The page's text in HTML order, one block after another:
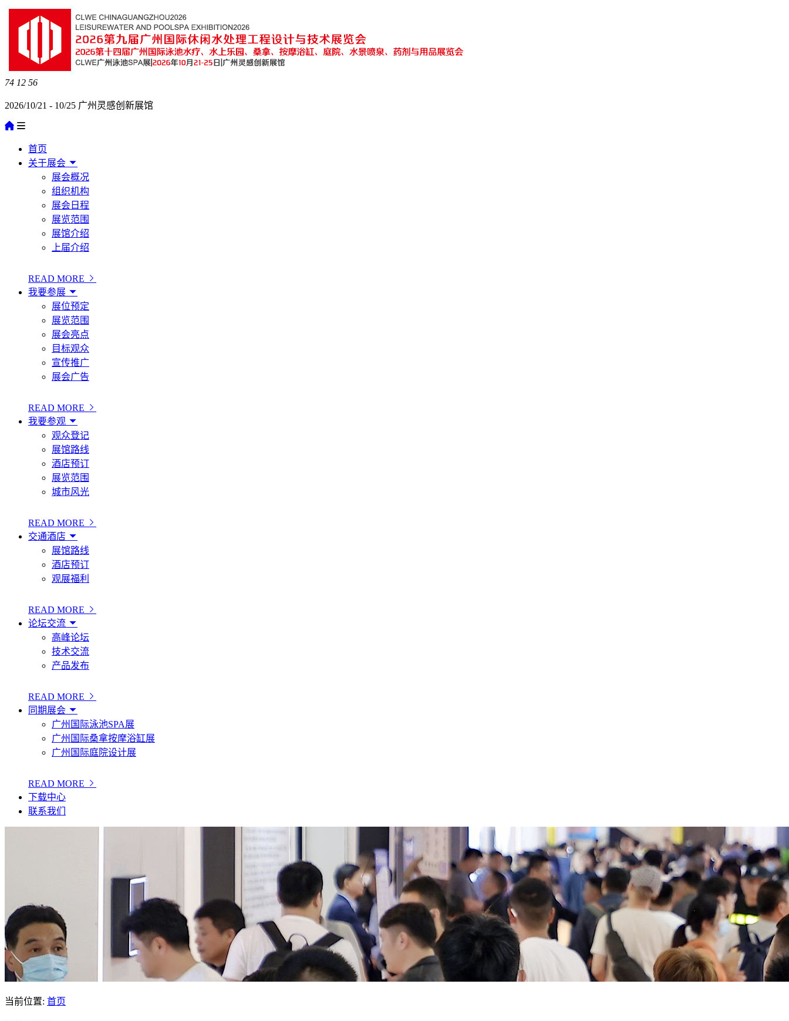
74 12 56
2026/10/21 - 10/25 广州灵感创新展馆
首页
关于展会
展会概况
组织机构
展会日程
展览范围
展馆介绍
上届介绍
READ MORE
我要参展
展位预定
展览范围
展会亮点
目标观众
宣传推广
展会广告
READ MORE
我要参观
观众登记
展馆路线
酒店预订
展览范围
城市风光
READ MORE
交通酒店
展馆路线
酒店预订
观展福利
READ MORE
论坛交流
高峰论坛
技术交流
产品发布
READ MORE
同期展会
广州国际泳池SPA展
广州国际桑拿按摩浴缸展
广州国际庭院设计展
READ MORE
下载中心
联系我们
当前位置: 首页